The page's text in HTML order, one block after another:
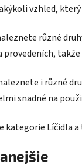
vzhled, který
různé
provedeních,
i různé
snadné na
kategorie Líčidla